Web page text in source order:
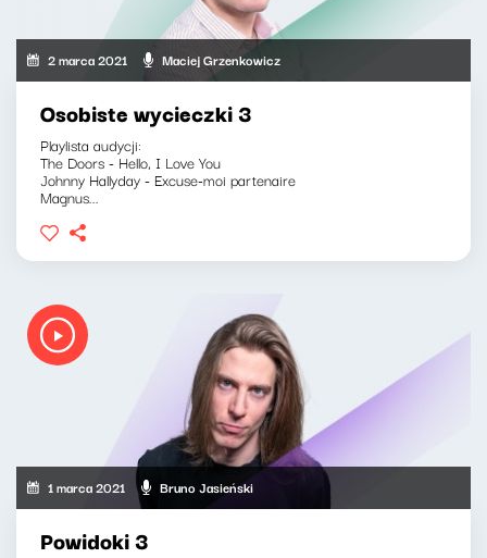
2 marca 2021 Maciej Grzenkowicz
Osobiste wycieczki 3
Playlista audycji:
The Doors - Hello, I Love You
Johnny Hallyday - Excuse-moi partenaire
Magnus...
1 marca 2021 Bruno Jasieński
Powidoki 3